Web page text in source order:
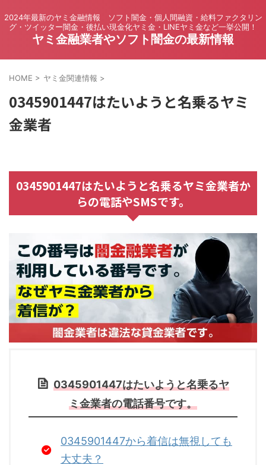
2024年最新のヤミ金融情報 ソフト闇金・個人間融資・給料ファクタリン
グ・ツイッター闇金・後払い現金化ヤミ金・LINEヤミ金など一挙公開！
ヤミ金融業者やソフト闇金の最新情報
HOME > ヤミ金関連情報 >
0345901447はたいようと名乗るヤミ
金業者
0345901447はたいようと名乗るヤミ金業者か
らの電話やSMSです。
0345901447はたいようと名乗るヤ
ミ金業者の電話番号です。
0345901447から着信は無視しても
大丈夫？